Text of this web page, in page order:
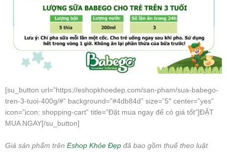
[su_button url=”https://eshopkhoedep.com/san-pham/sua-babego-
tren-3-tuoi-400g/#” background=”#4db84d” size=”5″ center=”yes”
icon=”icon: shopping-cart” title=”Đặt mua ngay để có giá tốt”]ĐẶT
MUA NGAY[/su_button]
Giá sản phẩm trên Eshop Khỏe Đẹp đã bao gồm thuế theo luật